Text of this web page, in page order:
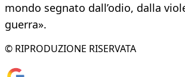
mondo segnato dall’odio, dalla
guerra».
© RIPRODUZIONE RISERVATA